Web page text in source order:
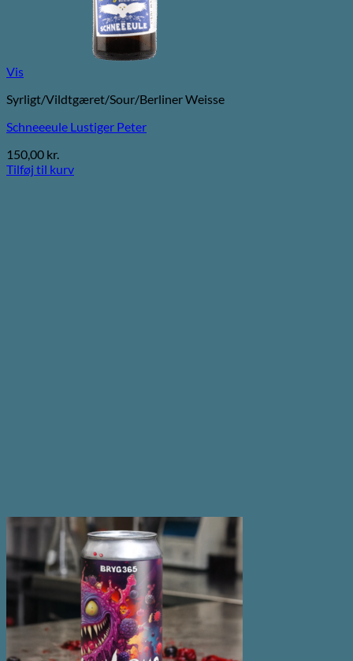
Vis
Syrligt/Vildtgæret/Sour/Berliner Weisse
Schneeeule Lustiger Peter
150,00 kr.
Tilføj til kurv